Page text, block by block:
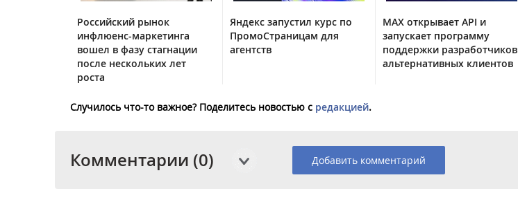
Российский рынок
инфлюенс-маркетинга
вошел в фазу стагнации
после нескольких лет
роста
Яндекс запустил курс по
ПромоСтраницам для
агентств
MAX открывает API и
запускает программу
поддержки разработчиков
альтернативных клиентов
Случилось что-то важное? Поделитесь новостью с редакцией.
Комментарии (0) Добавить комментарий